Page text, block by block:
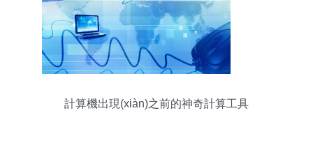
計算機出現(xiàn)之前的神奇計算工具